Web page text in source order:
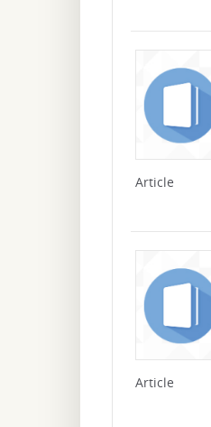
Article
Article